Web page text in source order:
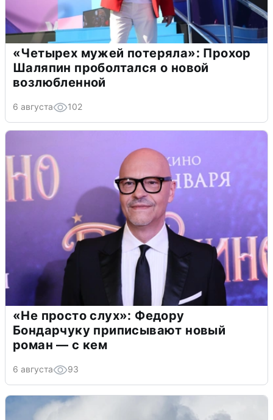
«Четырех мужей потеряла»: Прохор
Шаляпин проболтался о новой
возлюбленной
6 августа 102
«Не просто слух»: Федору
Бондарчуку приписывают новый
роман — с кем
6 августа 93